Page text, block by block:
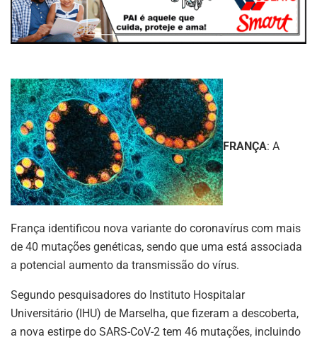
FRANÇA: A
França identificou nova variante do coronavírus com mais
de 40 mutações genéticas, sendo que uma está associada
a potencial aumento da transmissão do vírus.
Segundo pesquisadores do Instituto Hospitalar
Universitário (IHU) de Marselha, que fizeram a descoberta,
a nova estirpe do SARS-CoV-2 tem 46 mutações, incluindo